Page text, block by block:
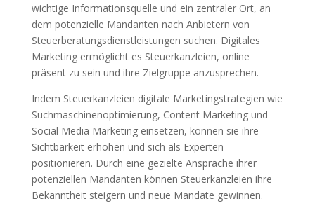
wichtige Informationsquelle und ein zentraler Ort, an
dem potenzielle Mandanten nach Anbietern von
Steuerberatungsdienstleistungen suchen. Digitales
Marketing ermöglicht es Steuerkanzleien, online
präsent zu sein und ihre Zielgruppe anzusprechen.
Indem Steuerkanzleien digitale Marketingstrategien wie
Suchmaschinenoptimierung, Content Marketing und
Social Media Marketing einsetzen, können sie ihre
Sichtbarkeit erhöhen und sich als Experten
positionieren. Durch eine gezielte Ansprache ihrer
potenziellen Mandanten können Steuerkanzleien ihre
Bekanntheit steigern und neue Mandate gewinnen.